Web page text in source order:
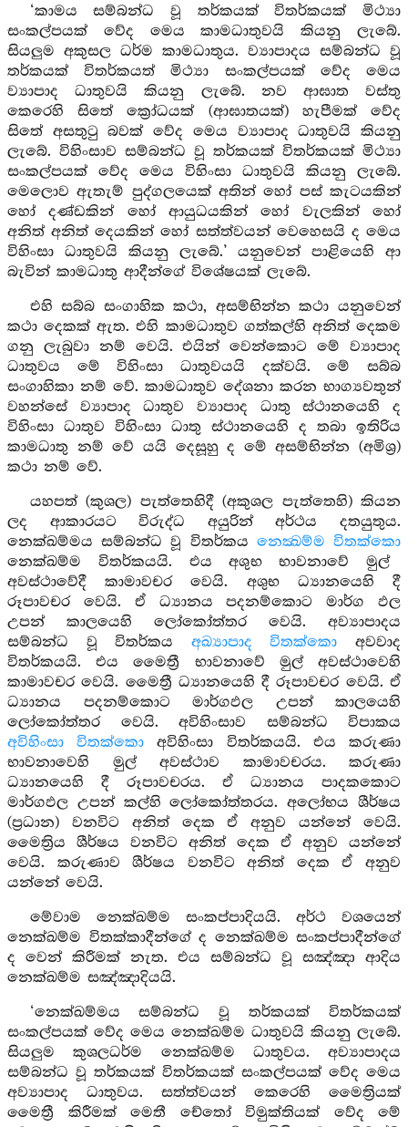
‘කාමය සම්බන්ධ වූ තර්කයක් විතර්කයක් මිථ්‍යා
සංකල්පයක් වේද මෙය කාමධාතුවයි කියනු ලැබේ.
සියලුම අකුසල ධර්ම කාමධාතුය. ව්‍යාපාදය සම්බන්ධ වූ
තර්කයක් විතර්කයත් මිථ්‍යා සංකල්පයක් වේද මෙය
ව්‍යාපාද ධාතුවයි කියනු ලැබේ. නව ආඝාත වස්තු
කෙරෙහි සිතේ ක්‍රෝධයක් (ආඝාතයක්) හැපීමක් වේද
සිතේ අසතුටු බවක් වේද මෙය ව්‍යාපාද ධාතුවයි කියනු
ලැබේ. විහිංසාව සම්බන්ධ වූ තර්කයක් විතර්කයක් මිථ්‍යා
සංකල්පයක් වේද මෙය විහිංසා ධාතුවයි කියනු ලැබේ.
මෙලොව ඇතැම් පුද්ගලයෙක් අතින් හෝ පස් කැටයකින්
හෝ දණ්ඩකින් හෝ ආයුධයකින් හෝ වැලකින් හෝ
අනිත් අනිත් දෙයකින් හෝ සත්ත්වයන් වෙහෙසයි ද මෙය
විහිංසා ධාතුවයි කියනු ලැබේ.’ යනුවෙන් පාළියෙහි ආ
බැවින් කාමධාතු ආදීන්ගේ විශේෂයක් ලැබේ.
එහි සබ්බ සංගාහික කථා, අසම්භින්න කථා යනුවෙන්
කථා දෙකක් ඇත. එහි කාමධාතුව ගත්කල්හි අනිත් දෙකම
ගනු ලැබුවා නම් වෙයි. එයින් වෙන්කොට මේ ව්‍යාපාද
ධාතුවය මේ විහිංසා ධාතුවයයි දක්වයි. මේ සබ්බ
සංගාහිකා නම් වේ. කාමධාතුව දේශනා කරන භාග්‍යවතුන්
වහන්සේ ව්‍යාපාද ධාතුව ව්‍යාපාද ධාතු ස්ථානයෙහි ද
විහිංසා ධාතුව විහිංසා ධාතු ස්ථානයෙහි ද තබා ඉතිරිය
කාමධාතු නම් වේ යයි දෙසූහු ද මේ අසම්භින්න (අමිශ්‍ර)
කථා නම් වේ.
යහපත් (කුශල) පැත්තෙහිදී (අකුශල පැත්තෙහි) කියන
ලද ආකාරයට විරුද්ධ අයුරින් අර්ථය දතයුතුය.
නෙක්ඛම්මය සම්බන්ධ වූ විතර්කය නෙක්‍ඛම්ම විතක්කො
නෙක්ඛම්ම විතර්කයයි. එය අශුභ භාවනාවේ මුල්
අවස්ථාවේදී කාමාවචර වෙයි. අශුභ ධ්‍යානයෙහි දී
රූපාවචර වෙයි. ඒ ධ්‍යානය පදනම්කොට මාර්ග ඵල
උපන් කාලයෙහි ලෝකෝත්තර වෙයි. අව්‍යාපාදය
සම්බන්ධ වූ විතර්කය අඛ්‍යාපාද විතක්කො අවවාද
විතර්කයයි. එය මෛත්‍රී භාවනාවේ මුල් අවස්ථාවෙහි
කාමාවචර වෙයි. මෛත්‍රී ධ්‍යානයෙහි දී රූපාවචර වෙයි. ඒ
ධ්‍යානය පදනම්කොට මාර්ගඵල උපන් කාලයෙහි
ලෝකෝත්තර වෙයි. අවිහිංසාව සම්බන්ධ විපාකය
අවිහිංසා විතක්කො අවිහිංසා විතර්කයයි. එය කරුණා
භාවනාවෙහි මුල් අවස්ථාව කාමාවචරය. කරුණා
ධ්‍යානයෙහි දී රූපාවචරය. ඒ ධ්‍යානය පාදකකොට
මාර්ගඵල උපන් කල්හි ලෝකෝත්තරය. අලෝභය ශීර්ෂය
(ප්‍රධාන) වනවිට අනිත් දෙක ඒ අනුව යන්නේ වෙයි.
මෛත්‍රිය ශීර්ෂය වනවිට අනිත් දෙක ඒ අනුව යන්නේ
වෙයි. කරුණාව ශීර්ෂය වනවිට අනිත් දෙක ඒ අනුව
යන්නේ වෙයි.
මේවාම නෙක්ඛම්ම සංකප්පාදියයි. අර්ථ වශයෙන්
නෙක්ඛම්ම විතක්කාදීන්ගේ ද නෙක්ඛම්ම සංකප්පාදීන්ගේ
ද වෙන් කිරීමක් නැත. එය සම්බන්ධ වූ සඤ්ඤා ආදිය
නෙක්ඛම්ම සඤ්ඤාදියයි.
‘නෙක්ඛම්මය සම්බන්ධ වූ තර්කයක් විතර්කයක්
සංකල්පයක් වේද මෙය නෙක්ඛම්ම ධාතුවයි කියනු ලැබේ.
සියලුම කුශලධර්ම නෙක්ඛම්ම ධාතුවය. අව්‍යාපාදය
සම්බන්ධ වූ තර්කයක් විතර්කයක් සංකල්පයක් වේද මෙය
අව්‍යාපාද ධාතුවය. සත්ත්වයන් කෙරෙහි මෛත්‍රියක්
මෛත්‍රී කිරීමක් මෙතී චේතෝ විමුක්තියක් වේද මේ